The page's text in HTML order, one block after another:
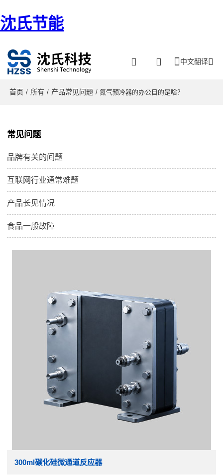
沈氏节能
中文翻译
首页 / 所有 / 产品常见问题 / 氮气预冷器的办公目的是啥？
常见问题
品牌有关的间题
互联网行业通常难题
产品长见情况
食品一般故障
300ml碳化硅微通道反应器